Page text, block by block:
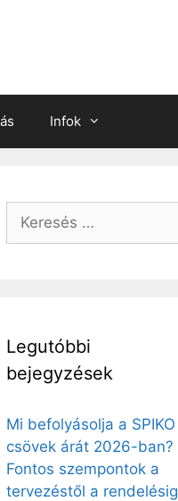
Infok
Keresés:
Legutóbbi
bejegyzések
Mi befolyásolja a SPIKO
csövek árát 2026-ban?
Fontos szempontok a
tervezéstől a rendelésig